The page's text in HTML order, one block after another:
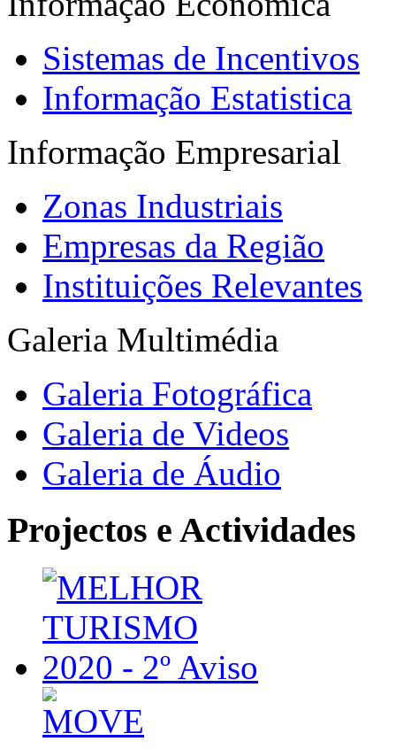
Sistemas de Incentivos
Informação Estatistica
Informação Empresarial
Zonas Industriais
Empresas da Região
Instituições Relevantes
Galeria Multimédia
Galeria Fotográfica
Galeria de Videos
Galeria de Áudio
Projectos e Actividades